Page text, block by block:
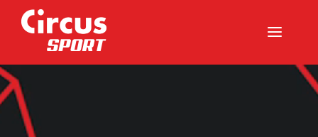
a
Lecteur
vidéo